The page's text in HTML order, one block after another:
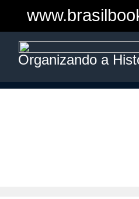
Organizando a